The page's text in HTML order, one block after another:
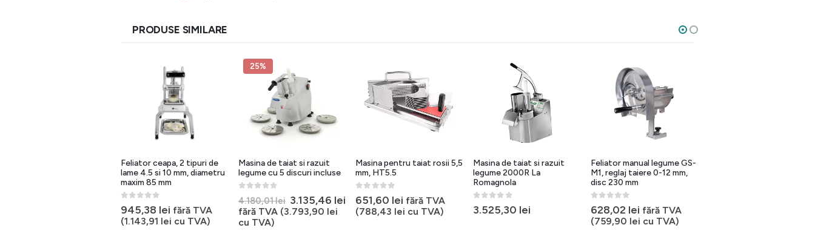
PRODUSE SIMILARE
Feliator ceapa, 2 tipuri de
lame 4.5 si 10 mm, diametru
maxim 85 mm
0out of 5
945,38 lei fără TVA
(1.143,91 lei cu TVA)
25%
Masina de taiat si razuit
legume cu 5 discuri incluse
4.180,01lei Prețul
inițial
3.135,46 leiPrețul
curent
fără TVA (3.793,90 lei
cu TVA)
Masina pentru taiat rosii 5,5
mm, HT5.5
0out of 5
651,60 lei fără TVA
(788,43 lei cu TVA)
Masina de taiat si razuit
legume 2000R La
Romagnola
0out of 5
3.525,30 lei
Feliator manual legume GS-
M1, reglaj taiere 0-12 mm,
disc 230 mm
0out of 5
628,02 lei fără TVA
(759,90 lei cu TVA)